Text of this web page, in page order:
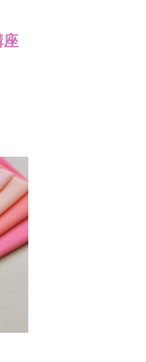
座